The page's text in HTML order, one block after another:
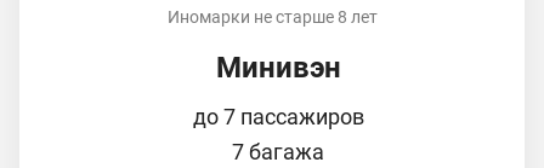
Иномарки не старше 8 лет
Минивэн
до 7 пассажиров
7 багажа